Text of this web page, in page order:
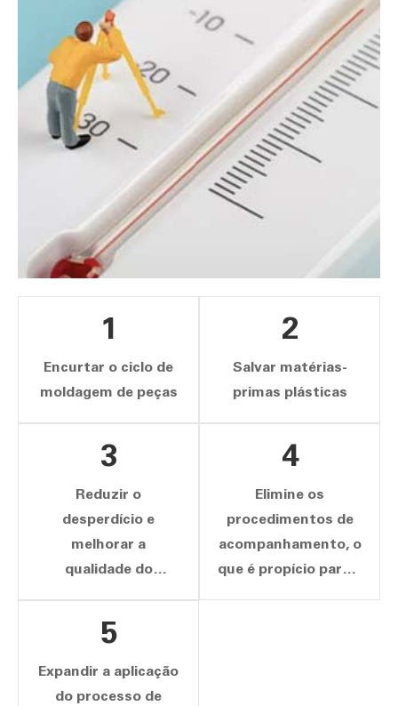
1
Encurtar o ciclo de
moldagem de peças
2
Salvar matérias-
primas plásticas
3
Reduzir o
desperdício e
melhorar a
qualidade do
4
Elimine os
procedimentos de
acompanhamento, o
que é propício para a
5
Expandir a aplicação
do processo de